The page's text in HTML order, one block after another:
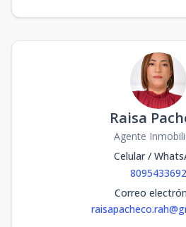
Raisa
Agente
Celular /
8095433692
Correo